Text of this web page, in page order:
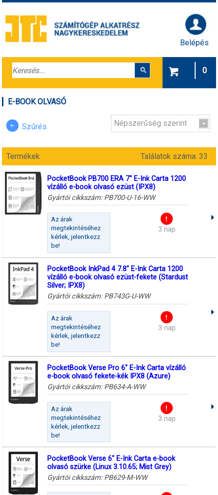
Belépés
0
E-BOOK OLVASÓ
Szűrés Népszerűség szerint
Termékek Találatok száma: 33
PocketBook PB700 ERA 7" E-Ink Carta 1200
vízálló e-book olvasó ezüst (IPX8)
Gyártói cikkszám: PB700-U-16-WW
Az árak
megtekintéséhez
kérlek, jelentkezz
be!
3 nap
PocketBook InkPad 4 7.8" E-Ink Carta 1200
vízálló e-book olvasó ezüst-fekete (Stardust
Silver; IPX8)
Gyártói cikkszám: PB743G-U-WW
Az árak
megtekintéséhez
kérlek, jelentkezz
be!
3 nap
PocketBook Verse Pro 6" E-Ink Carta vízálló
e-book olvasó fekete-kék IPX8 (Azure)
Gyártói cikkszám: PB634-A-WW
Az árak
megtekintéséhez
kérlek, jelentkezz
be!
3 nap
PocketBook Verse 6" E-Ink Carta e-book
olvasó szürke (Linux 3.10.65; Mist Grey)
Gyártói cikkszám: PB629-M-WW